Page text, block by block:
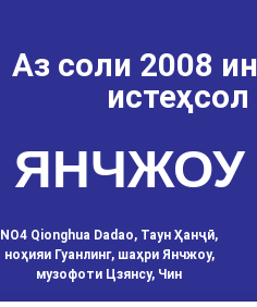
Аз соли 2008
ЯНЧЖОУ
NO4 Qionghua Dadao, Таун Ҳанҷӣ,
ноҳияи Гуанлинг, шаҳри Янчжоу,
музофоти Цзянсу, Чин